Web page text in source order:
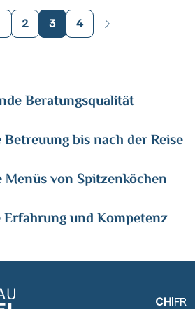
2 3 4
Beratungsqualität
bis nach der Reise
Menüs von Spitzenköchen
Erfahrung und Kompetenz
CH|FR